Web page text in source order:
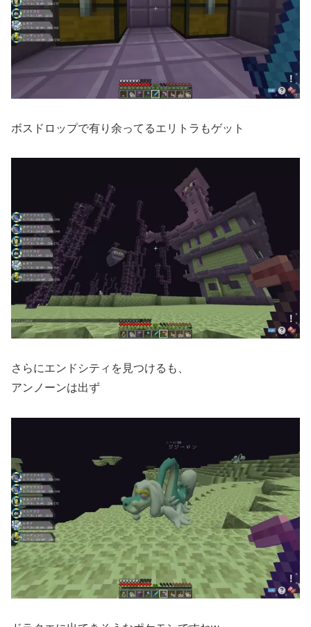
ボスドロップで有り余ってるエリトラもゲット
さらにエンドシティを見つけるも、
アンノーンは出ず